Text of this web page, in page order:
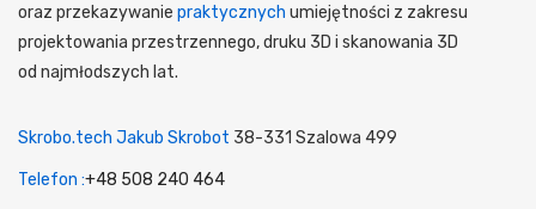
oraz przekazywanie praktycznych umiejętności z zakresu
projektowania przestrzennego, druku 3D i skanowania 3D
od najmłodszych lat.
Skrobo.tech Jakub Skrobot 38-331 Szalowa 499
Telefon :+48 508 240 464